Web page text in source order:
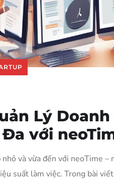
Lý
với
và vừa đến với neoTime –
suất làm việc. Trong bài